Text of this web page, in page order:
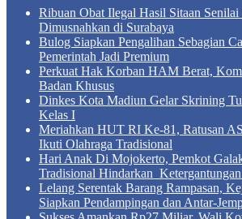
Ribuan Obat Ilegal Hasil Sitaan Senilai
Dimusnahkan di Surabaya
Bulog Siapkan Pengalihan Sebagian
Pemerintah Jadi Premium
Perkuat Hak Korban HAM Berat,
Badan Khusus
Dinkes Kota Madiun Gelar Skrining
Kelas I
Meriahkan HUT RI Ke-81, Ratusan
Ikuti Olahraga Tradisional
Hari Anak Di Mojokerto, Pemkot
Tradisional Hindarkan
Lelang Serentak Barang Rampasan,
Siapkan Pendampingan dan Antar-